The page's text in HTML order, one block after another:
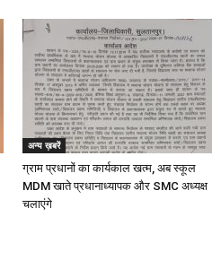
अन्य ख़बरें
ग्राम प्रधानों का कार्यकाल खत्म, अब स्कूल
MDM खाते प्रधानाध्यापक और SMC अध्यक्ष
चलाएंगे